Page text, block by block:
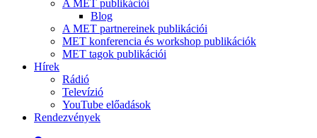
A MET publikációi
Blog
A MET partnereinek publikációi
MET konferencia és workshop publikációk
MET tagok publikációi
Hírek
Rádió
Televízió
YouTube előadások
Rendezvények